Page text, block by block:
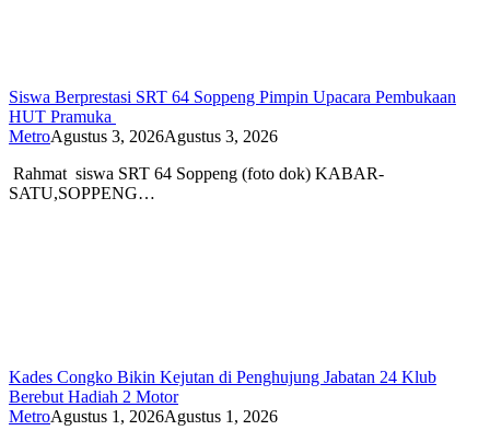
Siswa Berprestasi SRT 64 Soppeng Pimpin Upacara Pembukaan
HUT Pramuka
MetroAgustus 3, 2026Agustus 3, 2026
Rahmat siswa SRT 64 Soppeng (foto dok) KABAR-
SATU,SOPPENG…
Kades Congko Bikin Kejutan di Penghujung Jabatan 24 Klub
Berebut Hadiah 2 Motor
MetroAgustus 1, 2026Agustus 1, 2026